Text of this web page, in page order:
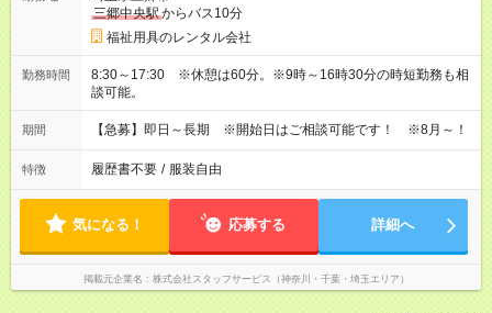
三郷中央駅からバス10分
福祉用具のレンタル会社
勤務時間
8:30～17:30 ※休憩は60分。※9時～16時30分の時短勤務も相
談可能。
期間 【急募】即日～長期 ※開始日はご相談可能です！ ※8月～！
特徴 履歴書不要 / 服装自由
気になる！ 応募する 詳細へ
掲載元企業名 株式会社スタッフサービス（神奈川・千葉・埼玉エリア）